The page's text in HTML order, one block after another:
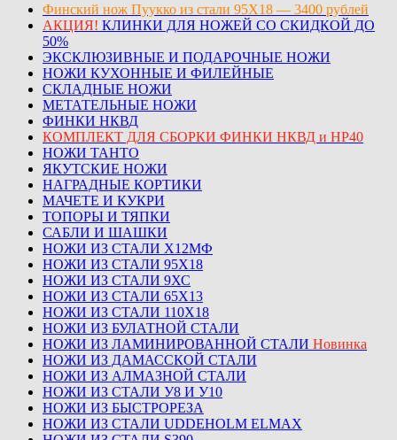
Финский нож Пуукко из стали 95Х18 — 3400 рублей
АКЦИЯ! КЛИНКИ ДЛЯ НОЖЕЙ СО СКИДКОЙ ДО
50%
ЭКСКЛЮЗИВНЫЕ И ПОДАРОЧНЫЕ НОЖИ
НОЖИ КУХОННЫЕ И ФИЛЕЙНЫЕ
СКЛАДНЫЕ НОЖИ
МЕТАТЕЛЬНЫЕ НОЖИ
ФИНКИ НКВД
КОМПЛЕКТ ДЛЯ СБОРКИ ФИНКИ НКВД и НР40
НОЖИ ТАНТО
ЯКУТСКИЕ НОЖИ
НАГРАДНЫЕ КОРТИКИ
МАЧЕТЕ И КУКРИ
ТОПОРЫ И ТЯПКИ
САБЛИ И ШАШКИ
НОЖИ ИЗ СТАЛИ Х12МФ
НОЖИ ИЗ СТАЛИ 95Х18
НОЖИ ИЗ СТАЛИ 9ХС
НОЖИ ИЗ СТАЛИ 65Х13
НОЖИ ИЗ СТАЛИ 110Х18
НОЖИ ИЗ БУЛАТНОЙ СТАЛИ
НОЖИ ИЗ ЛАМИНИРОВАННОЙ СТАЛИ Новинка
НОЖИ ИЗ ДАМАССКОЙ СТАЛИ
НОЖИ ИЗ АЛМАЗНОЙ СТАЛИ
НОЖИ ИЗ СТАЛИ У8 И У10
НОЖИ ИЗ БЫСТРОРЕЗА
НОЖИ ИЗ СТАЛИ UDDEHOLM ELMAX